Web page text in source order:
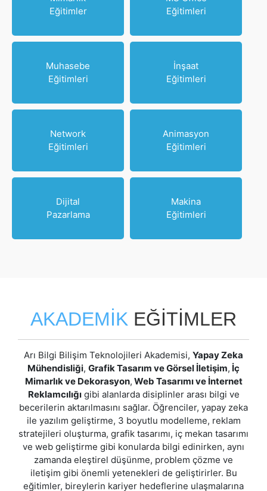
Eğitimler
Eğitimleri
Muhasebe
Eğitimleri
İnşaat
Eğitimleri
Network
Eğitimleri
Animasyon
Eğitimleri
Dijital
Pazarlama
Makina
Eğitimleri
AKADEMİK EĞİTİMLER
Arı Bilgi Bilişim Teknolojileri Akademisi, Yapay Zeka
Mühendisliği, Grafik Tasarım ve Görsel İletişim, İç
Mimarlık ve Dekorasyon, Web Tasarımı ve İnternet
Reklamcılığıgibi alanlarda disiplinler arası bilgi ve
becerilerin aktarılmasını sağlar. Öğrenciler, yapay zeka
ile yazılım geliştirme, 3 boyutlu modelleme, reklam
stratejileri oluşturma, grafik tasarımı, iç mekan tasarımı
ve web geliştirme gibi konularda bilgi edinirken, aynı
zamanda eleştirel düşünme, problem çözme ve
iletişim gibi önemli yetenekleri de geliştirirler. Bu
eğitimler, bireylerin kariyer hedeflerine ulaşmalarına